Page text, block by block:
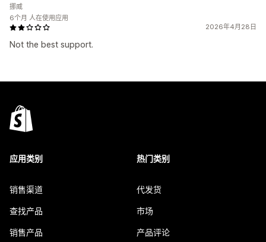
2026年4月28日
Not the best support.
挪威
6个月 人在使用应用
应用类别
销售渠道
查找产品
销售产品
热门类别
代发货
市场
产品评论